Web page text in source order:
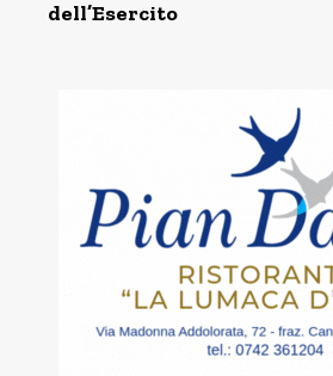
dell’Esercito